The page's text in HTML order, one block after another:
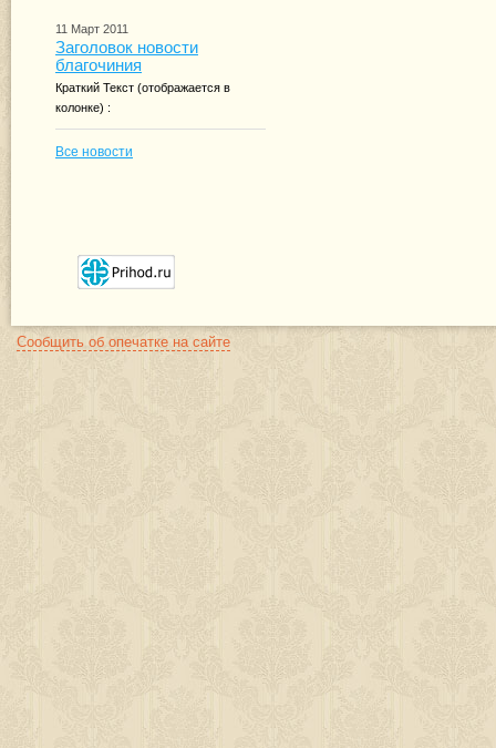
11 Март 2011
Заголовок новости
благочиния
Краткий Текст (отображается в
колонке) :
Все новости
Сообщить об опечатке на сайте